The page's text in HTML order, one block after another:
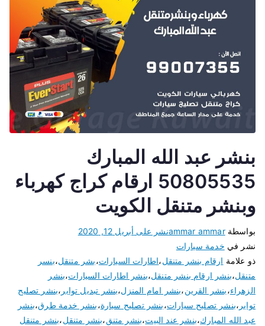
بنشر عبد الله المبارك
50805535 ارقام كراج كهرباء
وبنشر متنقل الكويت
بواسطةammar ammarنشر على أبريل 12, 2020
نشر في خدمة سيارات
ذو علامة ارقام بنشر متنقل،اطارات السيارات،بشر متنقل،بنسر
متنقل،بنشر ارقام بنشر متنقل،بنشر اطارات السيارات،بنشر
الزهراء،بنشر القرين،بنشر امام المنزل،بنشر تبديل تواير ،بنشر تصليح
تواير ،بنشر تصليح سيارات،بنشر تصليح سيارة،بنشر خدمة طرق،بنشر
عبد الله المبارك،بنشر عند البيت،بنشر متنق،بنشر متنقل،بنشر متنقل